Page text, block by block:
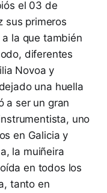
el 03 de
sus primeros
la que también
diferentes
Novoa y
una huella
a ser un gran
uno
en Galicia y
la muiñeira
en todos los
tanto en